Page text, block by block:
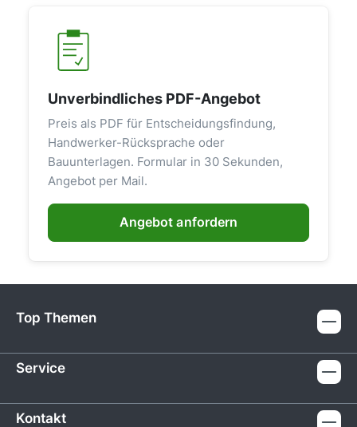
Unverbindliches PDF-Angebot
Preis als PDF für Entscheidungsfindung,
Handwerker-Rücksprache oder
Bauunterlagen. Formular in 30 Sekunden,
Angebot per Mail.
Angebot anfordern
Top Themen
Service
Kontakt